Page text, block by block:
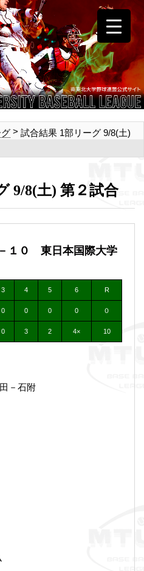
> 試合結果 1部リーグ 9/8(土)
9/8(土) 第２試合
１０ 東日本国際大学
3 4 5 6 R
0 0 0 0 ０
0 3 2 4× 10
－石附